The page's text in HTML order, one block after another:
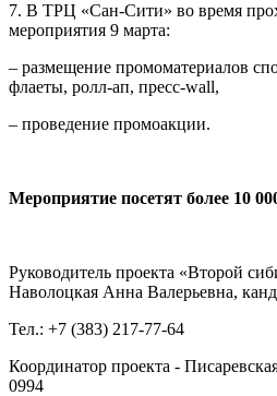
7. В ТРЦ «Сан-Сити» во время
мероприятия 9 марта:
– размещение промоматериалов
флаеты, ролл-ап, пресс-wall,
– проведение промоакции.
Мероприятие посетят более 10
Руководитель проекта «Второй
Наволоцкая Анна Валерьевна,
Тел.: +7 (383) 217-77-64
Координатор проекта -
0994